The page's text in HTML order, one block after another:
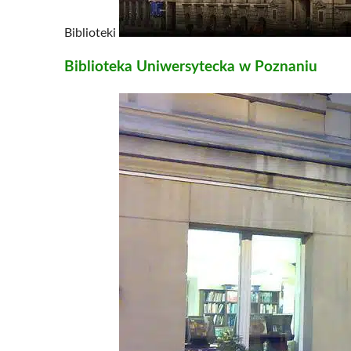
Biblioteki
Biblioteka Uniwersytecka w Poznaniu